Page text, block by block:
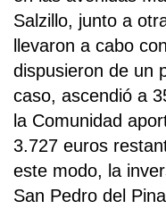
Salzillo, junto a
llevaron a cabo
dispusieron de un
caso, ascendió a
la Comunidad
3.727 euros
este modo, la
San Pedro del